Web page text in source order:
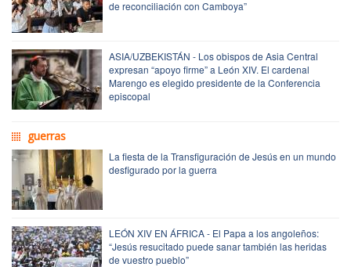
de reconciliación con Camboya”
ASIA/UZBEKISTÁN - Los obispos de Asia Central
expresan “apoyo firme” a León XIV. El cardenal
Marengo es elegido presidente de la Conferencia
episcopal
guerras
La fiesta de la Transfiguración de Jesús en un mundo
desfigurado por la guerra
LEÓN XIV EN ÁFRICA - El Papa a los angoleños:
“Jesús resucitado puede sanar también las heridas
de vuestro pueblo”